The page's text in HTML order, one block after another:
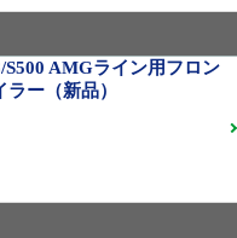
ーシブ AMGラインプラス
ハルトゲ20インチアルミホイール
S500 AMGライン用フロン
ラー（新品）